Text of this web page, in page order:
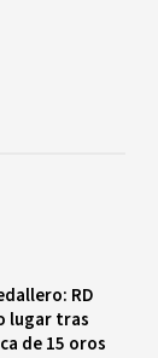
RD
lugar tras
de 15 oros